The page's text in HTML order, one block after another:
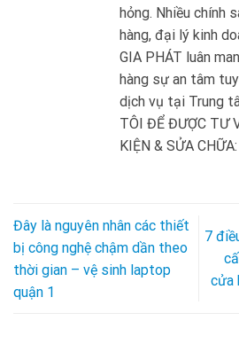
hỏng. Nhiều chính
hàng, đại lý kinh
GIA PHÁT luân
hàng sự an tâm
dịch vụ tại Trung
TÔI ĐỂ ĐƯỢC TƯ
KIỆN & SỬA
Đây là nguyên nhân các thiết
bị công nghệ chậm dần theo
thời gian – vệ sinh laptop
quận 1
7
cửa